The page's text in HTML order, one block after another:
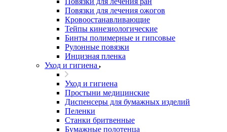
Повязки для лечения ожогов
Кровоостанавливающие
Тейпы кинезиологические
Бинты полимерные и гипсовые
Рулонные повязки
Инцизная пленка
Уход и гигиена
Уход и гигиена
Простыни медицинские
Диспенсеры для бумажных изделий
Пеленки
Станки бритвенные
Бумажные полотенца